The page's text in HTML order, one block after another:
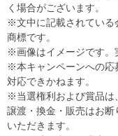
く場合がございます。
※文中に記載されている
商標です。
※画像はイメージです。
※本キャンペーンへの応
対応できかねます。
※当選権利および賞品は
譲渡・換金・販売はお
いただきます。